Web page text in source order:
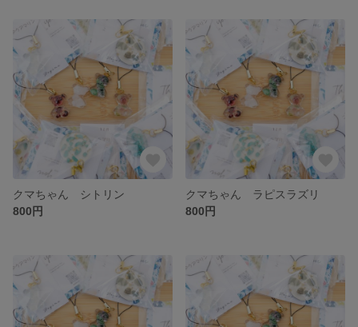
クマちゃん シトリン
800円
クマちゃん ラピスラズリ
800円